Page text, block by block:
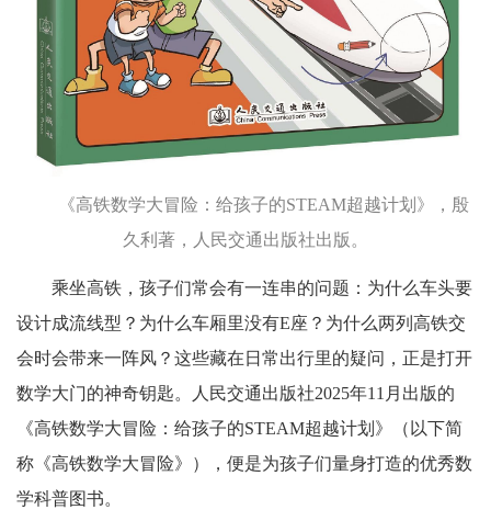
《高铁数学大冒险：给孩子的STEAM超越计划》，殷
久利著，人民交通出版社出版。
乘坐高铁，孩子们常会有一连串的问题：为什么车头要
设计成流线型？为什么车厢里没有E座？为什么两列高铁交
会时会带来一阵风？这些藏在日常出行里的疑问，正是打开
数学大门的神奇钥匙。人民交通出版社2025年11月出版的
《高铁数学大冒险：给孩子的STEAM超越计划》（以下简
称《高铁数学大冒险》），便是为孩子们量身打造的优秀数
学科普图书。